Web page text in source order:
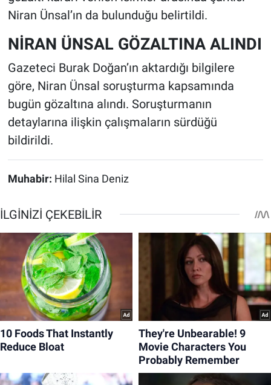
Niran Ünsal’ın da bulunduğu belirtildi.
NİRAN ÜNSAL GÖZALTINA ALINDI
Gazeteci Burak Doğan’ın aktardığı bilgilere
göre, Niran Ünsal soruşturma kapsamında
bugün gözaltına alındı. Soruşturmanın
detaylarına ilişkin çalışmaların sürdüğü
bildirildi.
Muhabir: Hilal Sina Deniz